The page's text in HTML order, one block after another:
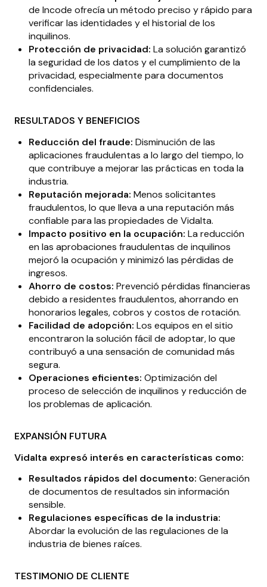
de Incode ofrecía un método preciso y rápido para
verificar las identidades y el historial de los
inquilinos.
Protección de privacidad: La solución garantizó
la seguridad de los datos y el cumplimiento de la
privacidad, especialmente para documentos
confidenciales.
RESULTADOS Y BENEFICIOS
Reducción del fraude: Disminución de las
aplicaciones fraudulentas a lo largo del tiempo, lo
que contribuye a mejorar las prácticas en toda la
industria.
Reputación mejorada: Menos solicitantes
fraudulentos, lo que lleva a una reputación más
confiable para las propiedades de Vidalta.
Impacto positivo en la ocupación: La reducción
en las aprobaciones fraudulentas de inquilinos
mejoró la ocupación y minimizó las pérdidas de
ingresos.
Ahorro de costos: Prevenció pérdidas financieras
debido a residentes fraudulentos, ahorrando en
honorarios legales, cobros y costos de rotación.
Facilidad de adopción: Los equipos en el sitio
encontraron la solución fácil de adoptar, lo que
contribuyó a una sensación de comunidad más
segura.
Operaciones eficientes: Optimización del
proceso de selección de inquilinos y reducción de
los problemas de aplicación.
EXPANSIÓN FUTURA
Vidalta expresó interés en características como:
Resultados rápidos del documento: Generación
de documentos de resultados sin información
sensible.
Regulaciones específicas de la industria:
Abordar la evolución de las regulaciones de la
industria de bienes raíces.
TESTIMONIO DE CLIENTE